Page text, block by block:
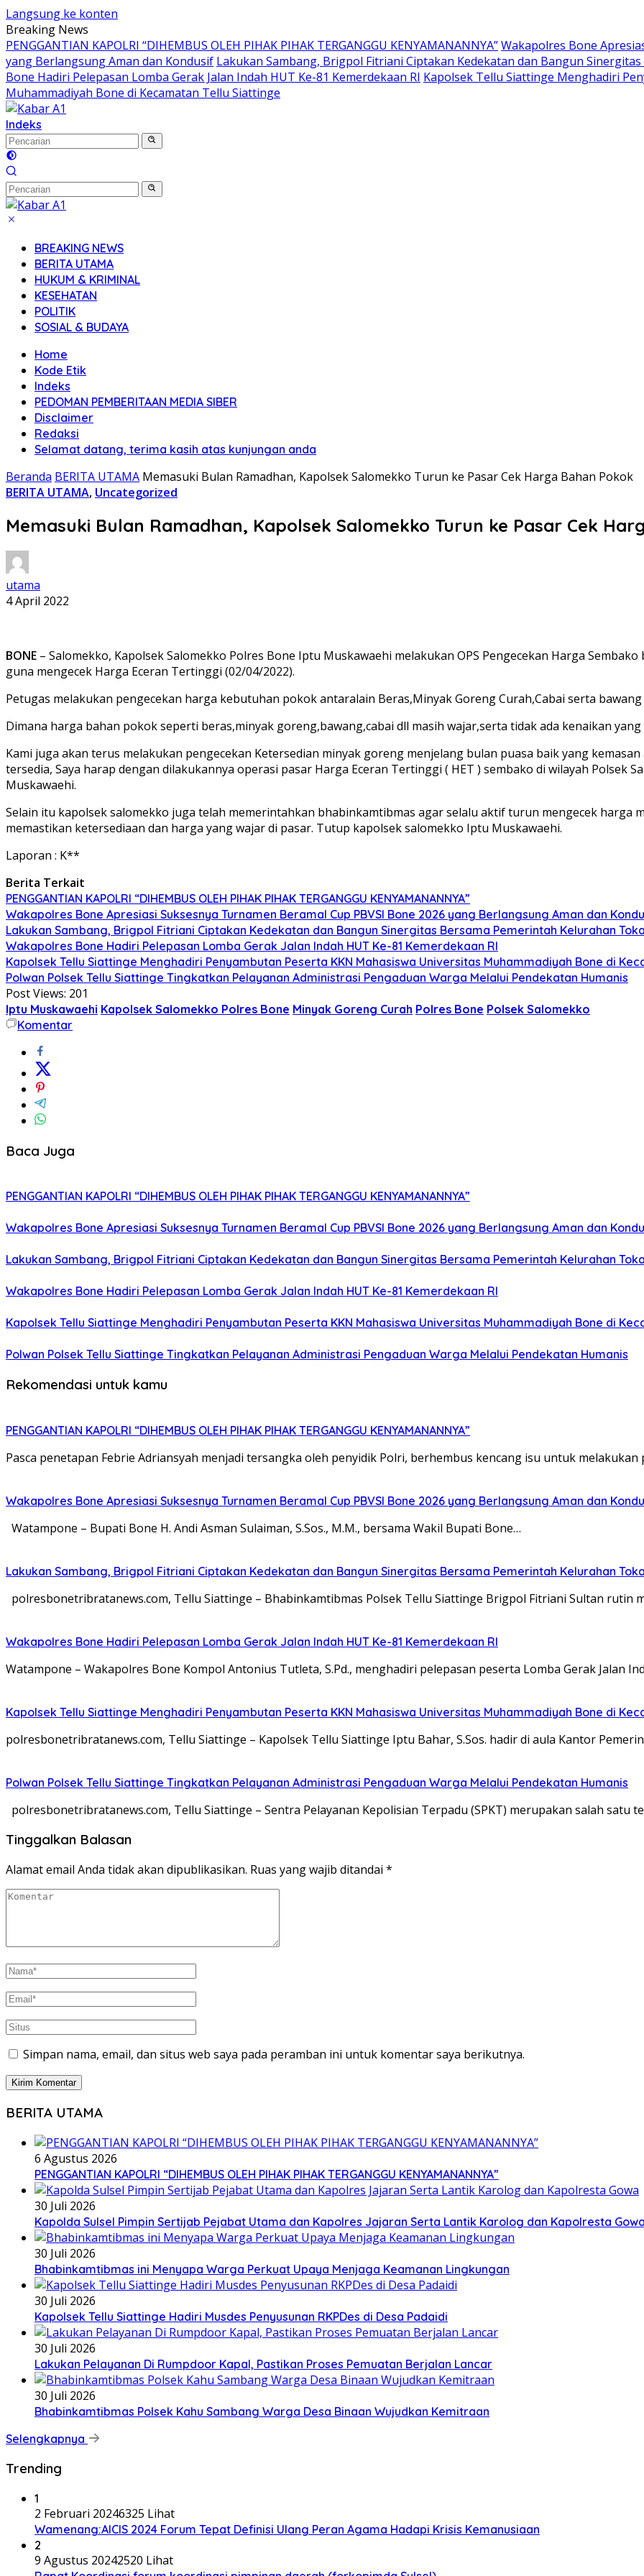
Langsung ke konten
Breaking News
PENGGANTIAN KAPOLRI “DIHEMBUS OLEH PIHAK PIHAK TERGANGGU KENYAMANANNYA”Wakapolres Bone
yang Berlangsung Aman dan Kondusif Lakukan Sambang, Brigpol Fitriani Ciptakan Kedekatan dan Bangun
Bone Hadiri Pelepasan Lomba Gerak Jalan Indah HUT Ke-81 Kemerdekaan RI Kapolsek Tellu Siattinge Menghadiri
Muhammadiyah Bone di Kecamatan Tellu Siattinge
Indeks
BREAKING NEWS
BERITA UTAMA
HUKUM & KRIMINAL
KESEHATAN
POLITIK
SOSIAL & BUDAYA
Home
Kode Etik
Indeks
PEDOMAN PEMBERITAAN MEDIA SIBER
Disclaimer
Redaksi
Selamat datang, terima kasih atas kunjungan anda
Beranda BERITA UTAMA Memasuki Bulan Ramadhan, Kapolsek Salomekko Turun ke Pasar Cek Harga Bahan Pokok
BERITA UTAMA, Uncategorized
Memasuki Bulan Ramadhan, Kapolsek Salomekko Turun ke Pasar Cek
utama
4 April 2022
BONE – Salomekko, Kapolsek Salomekko Polres Bone Iptu Muskawaehi melakukan OPS Pengecekan Harga
guna mengecek Harga Eceran Tertinggi (02/04/2022).
Petugas melakukan pengecekan harga kebutuhan pokok antaralain Beras,Minyak Goreng Curah,Cabai serta
Dimana harga bahan pokok seperti beras,minyak goreng,bawang,cabai dll masih wajar,serta tidak ada kenaikan
Kami juga akan terus melakukan pengecekan Ketersedian minyak goreng menjelang bulan puasa baik yang
tersedia, Saya harap dengan dilakukannya operasi pasar Harga Eceran Tertinggi ( HET ) sembako di wilayah Polsek
Muskawaehi.
Selain itu kapolsek salomekko juga telah memerintahkan bhabinkamtibmas agar selalu aktif turun mengecek harga
memastikan ketersediaan dan harga yang wajar di pasar. Tutup kapolsek salomekko Iptu Muskawaehi.
Laporan : K**
Berita Terkait
PENGGANTIAN KAPOLRI “DIHEMBUS OLEH PIHAK PIHAK TERGANGGU KENYAMANANNYA”
Wakapolres Bone Apresiasi Suksesnya Turnamen Beramal Cup PBVSI Bone 2026 yang Berlangsung Aman dan
Lakukan Sambang, Brigpol Fitriani Ciptakan Kedekatan dan Bangun Sinergitas Bersama Pemerintah Kelurahan
Wakapolres Bone Hadiri Pelepasan Lomba Gerak Jalan Indah HUT Ke-81 Kemerdekaan RI
Kapolsek Tellu Siattinge Menghadiri Penyambutan Peserta KKN Mahasiswa Universitas Muhammadiyah Bone di
Polwan Polsek Tellu Siattinge Tingkatkan Pelayanan Administrasi Pengaduan Warga Melalui Pendekatan Humanis
Post Views: 201
Iptu Muskawaehi Kapolsek Salomekko Polres Bone Minyak Goreng Curah Polres Bone Polsek Salomekko
Komentar
Baca Juga
PENGGANTIAN KAPOLRI “DIHEMBUS OLEH PIHAK PIHAK TERGANGGU KENYAMANANNYA”
Wakapolres Bone Apresiasi Suksesnya Turnamen Beramal Cup PBVSI Bone 2026 yang Berlangsung Aman dan
Lakukan Sambang, Brigpol Fitriani Ciptakan Kedekatan dan Bangun Sinergitas Bersama Pemerintah Kelurahan
Wakapolres Bone Hadiri Pelepasan Lomba Gerak Jalan Indah HUT Ke-81 Kemerdekaan RI
Kapolsek Tellu Siattinge Menghadiri Penyambutan Peserta KKN Mahasiswa Universitas Muhammadiyah Bone di
Polwan Polsek Tellu Siattinge Tingkatkan Pelayanan Administrasi Pengaduan Warga Melalui Pendekatan Humanis
Rekomendasi untuk kamu
PENGGANTIAN KAPOLRI “DIHEMBUS OLEH PIHAK PIHAK TERGANGGU KENYAMANANNYA”
Pasca penetapan Febrie Adriansyah menjadi tersangka oleh penyidik Polri, berhembus kencang isu untuk
Wakapolres Bone Apresiasi Suksesnya Turnamen Beramal Cup PBVSI Bone 2026 yang Berlangsung Aman dan
Watampone – Bupati Bone H. Andi Asman Sulaiman, S.Sos., M.M., bersama Wakil Bupati Bone…
Lakukan Sambang, Brigpol Fitriani Ciptakan Kedekatan dan Bangun Sinergitas Bersama Pemerintah Kelurahan
polresbonetribratanews.com, Tellu Siattinge – Bhabinkamtibmas Polsek Tellu Siattinge Brigpol Fitriani Sultan rutin
Wakapolres Bone Hadiri Pelepasan Lomba Gerak Jalan Indah HUT Ke-81 Kemerdekaan RI
Watampone – Wakapolres Bone Kompol Antonius Tutleta, S.Pd., menghadiri pelepasan peserta Lomba Gerak Jalan
Kapolsek Tellu Siattinge Menghadiri Penyambutan Peserta KKN Mahasiswa Universitas Muhammadiyah Bone di
polresbonetribratanews.com, Tellu Siattinge – Kapolsek Tellu Siattinge Iptu Bahar, S.Sos. hadir di aula Kantor
Polwan Polsek Tellu Siattinge Tingkatkan Pelayanan Administrasi Pengaduan Warga Melalui Pendekatan Humanis
polresbonetribratanews.com, Tellu Siattinge – Sentra Pelayanan Kepolisian Terpadu (SPKT) merupakan salah satu
Tinggalkan Balasan
Alamat email Anda tidak akan dipublikasikan. Ruas yang wajib ditandai *
Simpan nama, email, dan situs web saya pada peramban ini untuk komentar saya berikutnya.
BERITA UTAMA
6 Agustus 2026
PENGGANTIAN KAPOLRI “DIHEMBUS OLEH PIHAK PIHAK TERGANGGU KENYAMANANNYA”
30 Juli 2026
Kapolda Sulsel Pimpin Sertijab Pejabat Utama dan Kapolres Jajaran Serta Lantik Karolog dan Kapolresta Gowa
30 Juli 2026
Bhabinkamtibmas ini Menyapa Warga Perkuat Upaya Menjaga Keamanan Lingkungan
30 Juli 2026
Kapolsek Tellu Siattinge Hadiri Musdes Penyusunan RKPDes di Desa Padaidi
30 Juli 2026
Lakukan Pelayanan Di Rumpdoor Kapal, Pastikan Proses Pemuatan Berjalan Lancar
30 Juli 2026
Bhabinkamtibmas Polsek Kahu Sambang Warga Desa Binaan Wujudkan Kemitraan
Selengkapnya
Trending
1
2 Februari 20246325 Lihat
Wamenang:AICIS 2024 Forum Tepat Definisi Ulang Peran Agama Hadapi Krisis Kemanusiaan
2
9 Agustus 20242520 Lihat